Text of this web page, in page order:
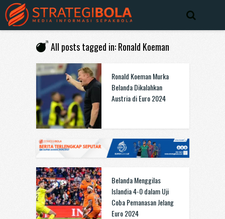
All posts tagged in: Ronald Koeman
Ronald Koeman Murka
Belanda Dikalahkan
Austria di Euro 2024
Belanda Menggilas
Islandia 4-0 dalam Uji
Coba Pemanasan Jelang
Euro 2024